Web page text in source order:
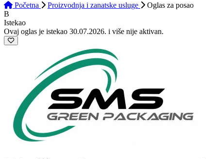
Početna
Proizvodnja i zanatske usluge Oglas za posao
B
Istekao
Ovaj oglas je istekao 30.07.2026. i više nije aktivan.